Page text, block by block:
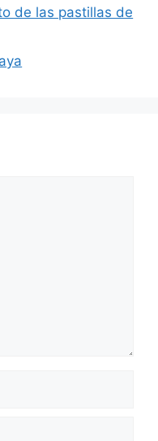
de las pastillas de